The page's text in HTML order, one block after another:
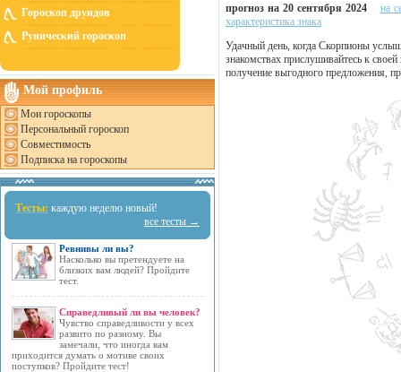
Гороскоп друидов
Рунический гороскоп
Мой профиль
Мои гороскопы
Персональный гороскоп
Совместимость
Подписка на гороскопы
Тесты: каждую неделю новый!
все тесты →
Ревнивы ли вы?
Насколько вы претендуете на
близких вам людей? Пройдите
тест.
Справедливый ли вы человек?
Чувство справедливости у всех
развито по разному. Вы
замечали, что иногда вам
приходится думать о мотиве своих
поступков? Пройдите тест!
прогноз на 20 сентября 2024
на
характеристика знака
Удачный день, когда Скорпионы
знакомствах прислушивайтесь к
получение выгодного предложения,